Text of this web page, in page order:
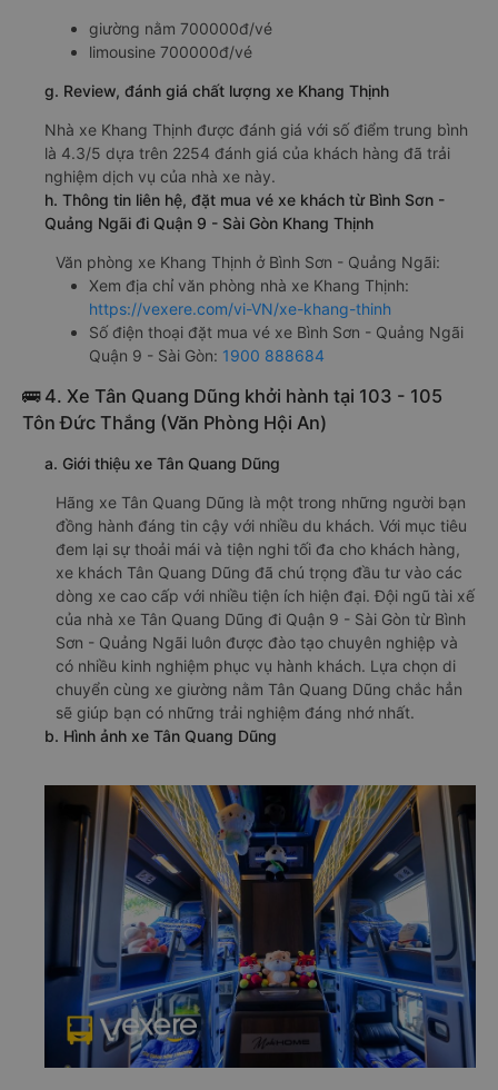
giường nằm 700000đ/vé
limousine 700000đ/vé
g. Review, đánh giá chất lượng xe Khang Thịnh
Nhà xe Khang Thịnh được đánh giá với số điểm trung bình
là 4.3/5 dựa trên 2254 đánh giá của khách hàng đã trải
nghiệm dịch vụ của nhà xe này.
h. Thông tin liên hệ, đặt mua vé xe khách từ Bình Sơn -
Quảng Ngãi đi Quận 9 - Sài Gòn Khang Thịnh
Văn phòng xe Khang Thịnh ở Bình Sơn - Quảng Ngãi:
Xem địa chỉ văn phòng nhà xe Khang Thịnh:
https://vexere.com/vi-VN/xe-khang-thinh
Số điện thoại đặt mua vé xe Bình Sơn - Quảng Ngãi
Quận 9 - Sài Gòn: 1900 888684
🚌 4. Xe Tân Quang Dũng khởi hành tại 103 - 105
Tôn Đức Thắng (Văn Phòng Hội An)
a. Giới thiệu xe Tân Quang Dũng
Hãng xe Tân Quang Dũng là một trong những người bạn
đồng hành đáng tin cậy với nhiều du khách. Với mục tiêu
đem lại sự thoải mái và tiện nghi tối đa cho khách hàng,
xe khách Tân Quang Dũng đã chú trọng đầu tư vào các
dòng xe cao cấp với nhiều tiện ích hiện đại. Đội ngũ tài xế
của nhà xe Tân Quang Dũng đi Quận 9 - Sài Gòn từ Bình
Sơn - Quảng Ngãi luôn được đào tạo chuyên nghiệp và
có nhiều kinh nghiệm phục vụ hành khách. Lựa chọn di
chuyển cùng xe giường nằm Tân Quang Dũng chắc hẳn
sẽ giúp bạn có những trải nghiệm đáng nhớ nhất.
b. Hình ảnh xe Tân Quang Dũng